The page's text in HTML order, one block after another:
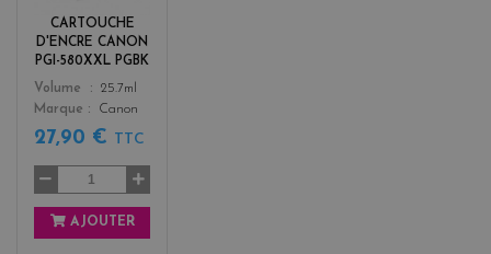
CARTOUCHE
D'ENCRE CANON
PGI-580XXL PGBK
Color
k
Volume
25.7ml
Marque
Canon
27,90 € TTC
AJOUTER